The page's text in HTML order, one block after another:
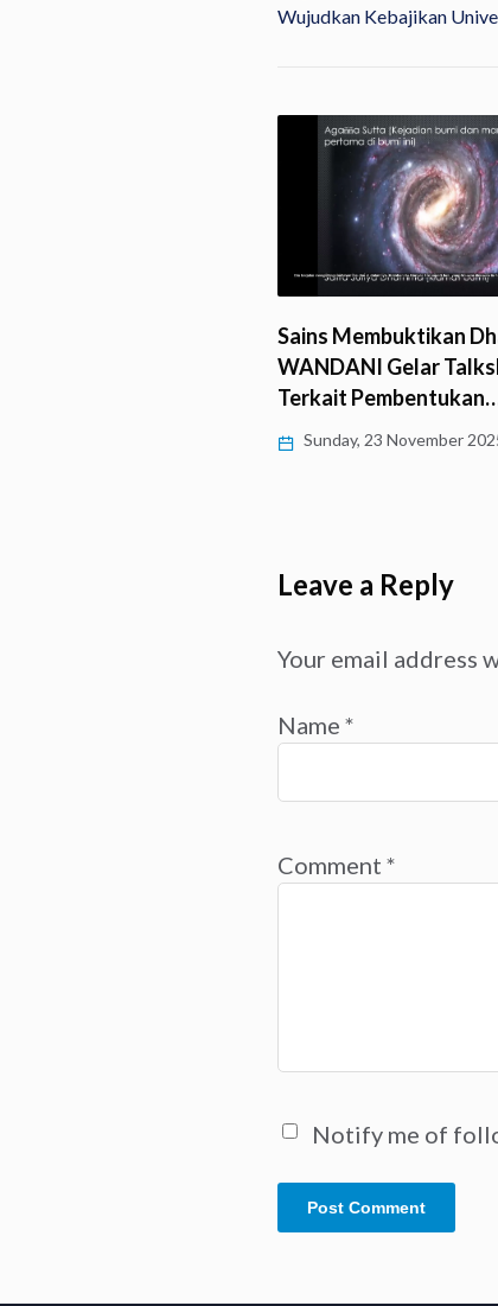
Wujudkan Kebajikan
Sains Membuktikan
WANDANI Gelar
Terkait
Sunday, 23 November
Leave a Reply
Your email address
Name *
Comment *
Notify me of